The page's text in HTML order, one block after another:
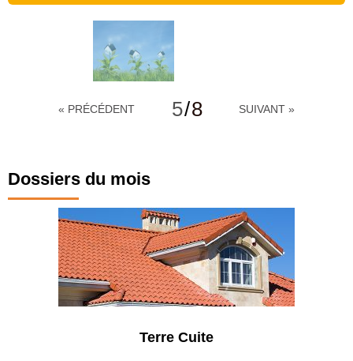
« PRÉCÉDENT 5/8 SUIVANT »
Dossiers du mois
Terre Cuite